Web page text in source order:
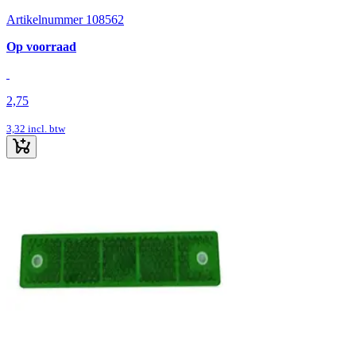
Artikelnummer 108562
Op voorraad
2,75
3,32 incl. btw